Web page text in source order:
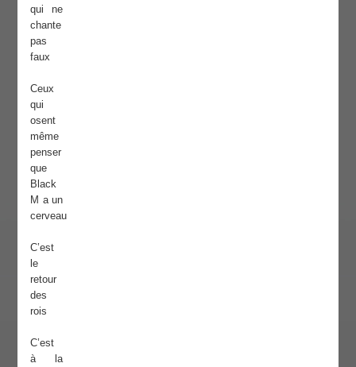
qui ne
chante
pas
faux
Ceux
qui
osent
même
penser
que
Black
M a un
cerveau
C’est
le
retour
des
rois
C’est
à la